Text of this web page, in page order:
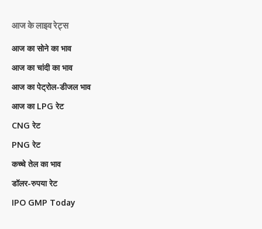
आज के लाइव रेट्स
आज का सोने का भाव
आज का चांदी का भाव
आज का पेट्रोल-डीजल भाव
आज का LPG रेट
CNG रेट
PNG रेट
कच्चे तेल का भाव
डॉलर-रुपया रेट
IPO GMP Today